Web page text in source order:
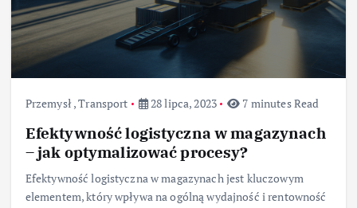
Przemysł,Transport 28 lipca, 2023 7 minutes Read
Efektywność logistyczna w magazynach
– jak optymalizować procesy?
Efektywność logistyczna w magazynach jest kluczowym
elementem, który wpływa na ogólną wydajność i rentowność